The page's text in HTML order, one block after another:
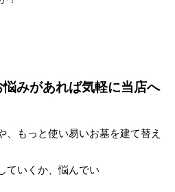
悩みがあれば気軽に当店へ
、もっと使い易いお墓を建て替え
ていくか、悩んでい